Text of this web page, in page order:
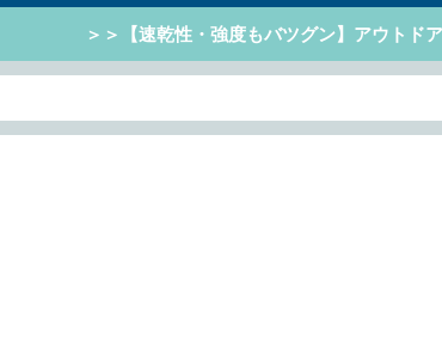
＞＞【速乾性・強度もバツグン】アウトド